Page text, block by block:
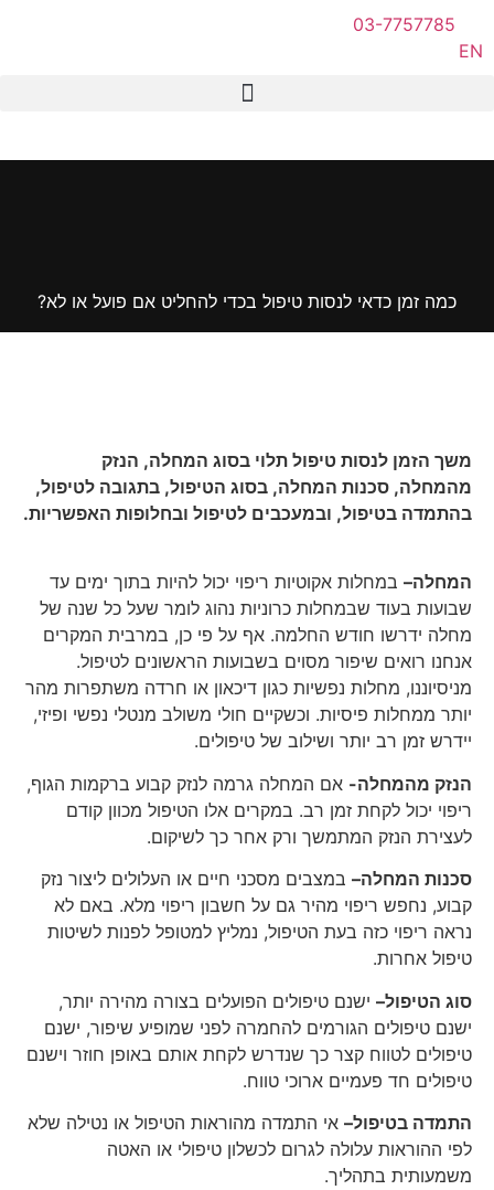
03-7757785
EN
כמה זמן כדאי לנסות טיפול בכדי להחליט אם פועל או לא?
משך הזמן לנסות טיפול תלוי בסוג המחלה, הנזק
מהמחלה, סכנות המחלה, בסוג הטיפול, בתגובה לטיפול,
בהתמדה בטיפול, ובמעכבים לטיפול ובחלופות האפשריות.
המחלה– במחלות אקוטיות ריפוי יכול להיות בתוך ימים עד
שבועות בעוד שבמחלות כרוניות נהוג לומר שעל כל שנה של
מחלה ידרשו חודש החלמה. אף על פי כן, במרבית המקרים
אנחנו רואים שיפור מסוים בשבועות הראשונים לטיפול.
מניסיוננו, מחלות נפשיות כגון דיכאון או חרדה משתפרות מהר
יותר ממחלות פיסיות. וכשקיים חולי משולב מנטלי נפשי ופיזי,
יידרש זמן רב יותר ושילוב של טיפולים.
הנזק מהמחלה- אם המחלה גרמה לנזק קבוע ברקמות הגוף,
ריפוי יכול לקחת זמן רב. במקרים אלו הטיפול מכוון קודם
לעצירת הנזק המתמשך ורק אחר כך לשיקום.
סכנות המחלה– במצבים מסכני חיים או העלולים ליצור נזק
קבוע, נחפש ריפוי מהיר גם על חשבון ריפוי מלא. באם לא
נראה ריפוי כזה בעת הטיפול, נמליץ למטופל לפנות לשיטות
טיפול אחרות.
סוג הטיפול– ישנם טיפולים הפועלים בצורה מהירה יותר,
ישנם טיפולים הגורמים להחמרה לפני שמופיע שיפור, ישנם
טיפולים לטווח קצר כך שנדרש לקחת אותם באופן חוזר וישנם
טיפולים חד פעמיים ארוכי טווח.
התמדה בטיפול– אי התמדה מהוראות הטיפול או נטילה שלא
לפי ההוראות עלולה לגרום לכשלון טיפולי או האטה
משמעותית בתהליך.